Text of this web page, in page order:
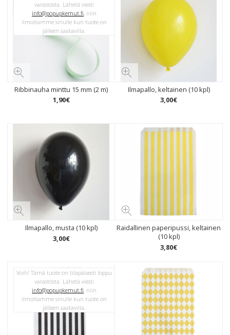
Ribbinauha minttu 15 mm (2 m)
1,90€
varastosta. Lähetä viesti
info@popupkemut.fi, niin
ilmoitamme sinulle kun tuote on
jälleen saatavilla.
Ilmapallo, keltainen (10 kpl)
3,00€
Ilmapallo, musta (10 kpl)
3,00€
Raidallinen paperipussi, keltainen
(10 kpl)
3,80€
Voih! Tämä tuote on tilapäisesti loppu
varastosta. Lähetä viesti
info@popupkemut.fi, niin
ilmoitamme sinulle kun tuote on
jälleen saatavilla.